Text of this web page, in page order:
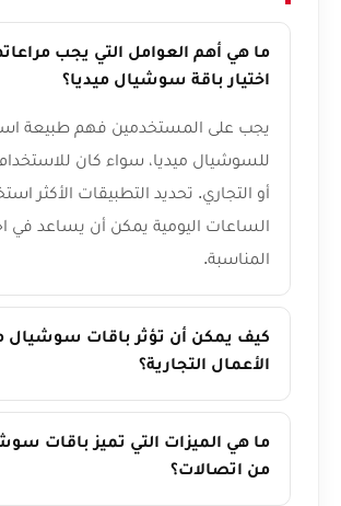
ما هي أهم العوامل التي يجب
اختيار باقة سوشيال ميديا؟
يجب على المستخدمين فهم طبيعة
للسوشيال ميديا، سواء كان
أو التجاري. تحديد التطبيقات الأكثر
الساعات اليومية يمكن أن يساعد في
المناسبة.
كيف يمكن أن تؤثر باقات سوشيال
الأعمال التجارية؟
ما هي الميزات التي تميز باقات
من اتصالات؟